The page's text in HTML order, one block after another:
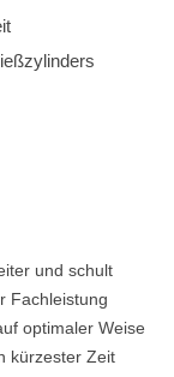
und schult
Fachleistung
optimaler Weise
kürzester Zeit